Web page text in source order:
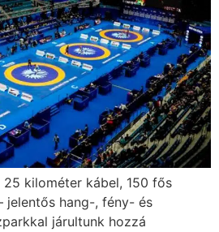
kilométer kábel, 150 fős
jelentős hang-, fény- és
járultunk hozzá